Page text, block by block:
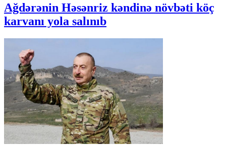
Ağdərənin Həsənriz kəndinə növbəti köç
karvanı yola salınıb